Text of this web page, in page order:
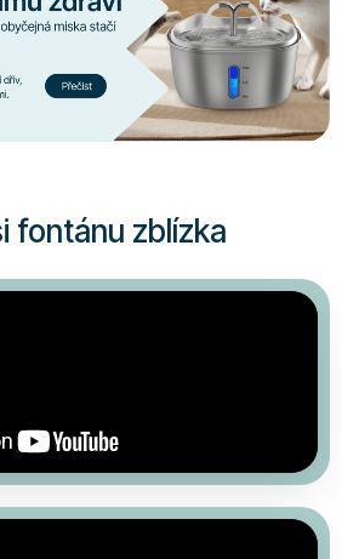
fontánu zblízka